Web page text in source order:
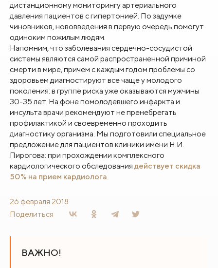
дистанционному мониторингу артериального
давления пациентов с гипертонией. По задумке
чиновников, нововведения в первую очередь помогут
одиноким пожилым людям.
Напомним, что заболевания сердечно-сосудистой
системы являются самой распространенной причиной
смерти в мире, причем с каждым годом проблемы со
здоровьем диагностируют все чаще у молодого
поколения: в группе риска уже оказываются мужчины
30-35 лет. На фоне помолодевшего инфаркта и
инсульта врачи рекомендуют не пренебрегать
профилактикой и своевременно проходить
диагностику организма. Мы подготовили специальное
предложение для пациентов клиники имени Н.И.
Пирогова: при прохождении комплексного
кардиологического обследования действует скидка
50% на прием кардиолога.
26 февраля 2018
Поделиться
ВАЖНО!